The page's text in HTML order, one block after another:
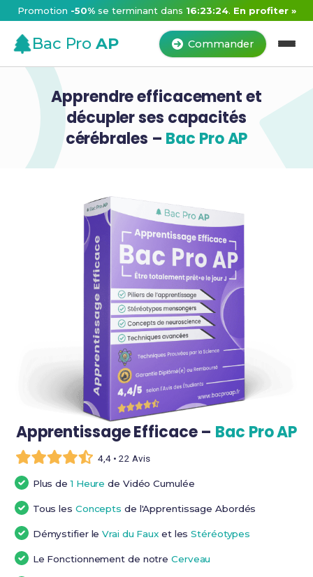
Promotion -50%se terminant dans 16:23:24. En profiter »
Bac Pro AP Commander
Apprendre efficacement et
décupler ses capacités
cérébrales – Bac Pro AP
Apprentissage Efficace – Bac Pro AP
4,4 • 22 Avis
Plus de1 Heure de Vidéo Cumulée
Tous les Concepts de l'Apprentissage Abordés
Démystifier leVrai du Faux et lesStéréotypes
Le Fonctionnement de notreCerveau